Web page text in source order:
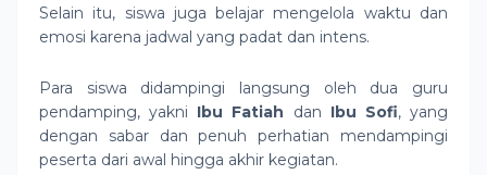
Selain itu, siswa juga belajar mengelola waktu dan
emosi karena jadwal yang padat dan intens.
Para siswa didampingi langsung oleh dua guru
pendamping, yakni Ibu Fatiah dan Ibu Sofi, yang
dengan sabar dan penuh perhatian mendampingi
peserta dari awal hingga akhir kegiatan.